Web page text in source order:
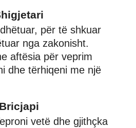
për të shkuar
nga zakonisht.
aftësia për veprim
dhe tërhiqeni me një
Bricjapi
vetë dhe gjithçka